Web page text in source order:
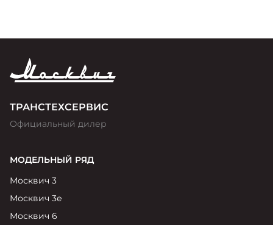
ТРАНСТЕХСЕРВИС
Официальный дилер
МОДЕЛЬНЫЙ РЯД
Москвич 3
Москвич 3е
Москвич 6